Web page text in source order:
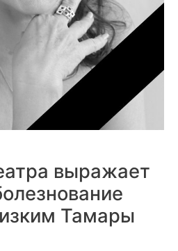
выражает
Тамары